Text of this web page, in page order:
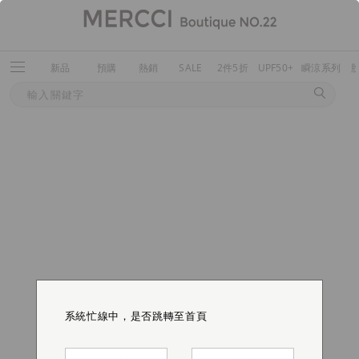
新品 預購 熱銷 SALE 2件5折 UPF50+ 瞬涼系列
系統忙線中，是否跳轉至首頁
系統忙線中，是否跳轉至首頁
系統忙線中，是否跳轉至首頁
系統忙線中，是否跳轉至首頁
系統忙線中，是否跳轉至首頁